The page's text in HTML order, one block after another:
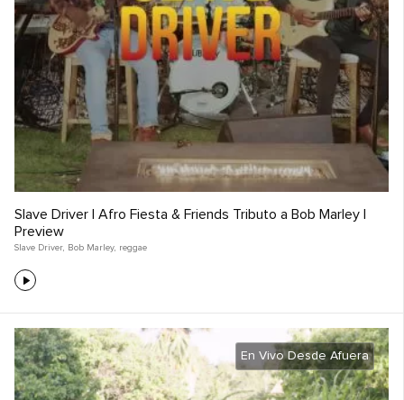
Slave Driver | Afro Fiesta & Friends Tributo a Bob Marley |
Preview
Slave Driver, Bob Marley, reggae
En Vivo Desde Afuera